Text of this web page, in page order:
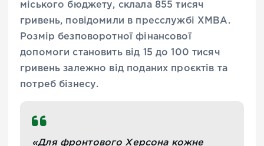
міського бюджету, склала 855 тисяч
гривень, повідомили в пресслужбі ХМВА.
Розмір безповоротної фінансової
допомоги становить від 15 до 100 тисяч
гривень залежно від поданих проєктів та
потреб бізнесу.
«Для фронтового Херсона кожне